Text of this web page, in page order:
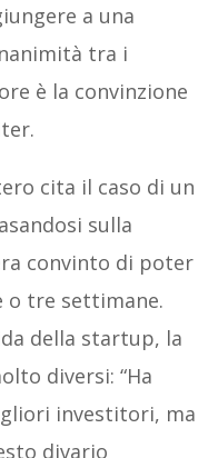
a una
tra i
è la convinzione
cita il caso di un
sulla
convinto di poter
o tre settimane.
della startup, la
diversi: “Ha
investitori, ma
divario